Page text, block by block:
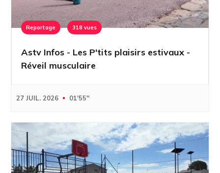
Reportage 318 vues
Astv Infos - Les P'tits plaisirs estivaux -
Réveil musculaire
27 JUIL. 2026 01'55''